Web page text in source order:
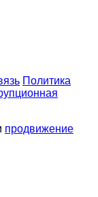
Политика
продвижение